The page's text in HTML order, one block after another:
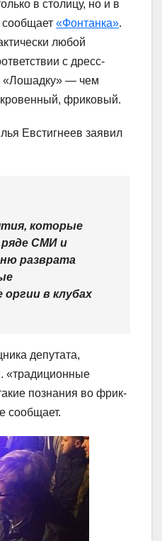
в столицу, но и в
«Фонтанка».
любой
с дресс-
«Лошадку» — чем
фриковый.
Евстигнеев заявил
которые
СМИ и
разврата
в клубах
депутата,
«традиционные
познания во фрик-
сообщает.